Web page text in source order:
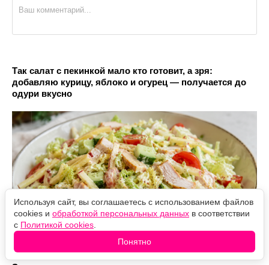
Так салат с пекинкой мало кто готовит, а зря:
добавляю курицу, яблоко и огурец — получается до
одури вкусно
Используя сайт, вы соглашаетесь с использованием файлов
cookies и обработкой персональных данных в соответствии
с Политикой cookies
Понятно